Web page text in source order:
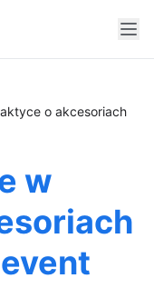
o akcesoriach
w